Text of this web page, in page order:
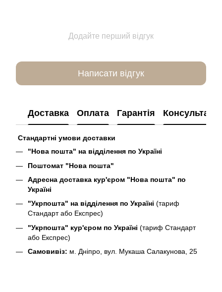
Додайте перший відгук
Написати відгук
Доставка Оплата Гарантія Консультація
Стандартні умови доставки
"Нова пошта" на відділення по Україні
Поштомат "Нова пошта"
Адресна доставка кур'єром "Нова пошта" по
Україні
"Укрпошта" на відділення по Україні (тариф
Стандарт або Експрес)
"Укрпошта" кур'єром по Україні (тариф Стандарт
або Експрес)
Самовивіз: м. Дніпро, вул. Мукаша Салакунова, 25